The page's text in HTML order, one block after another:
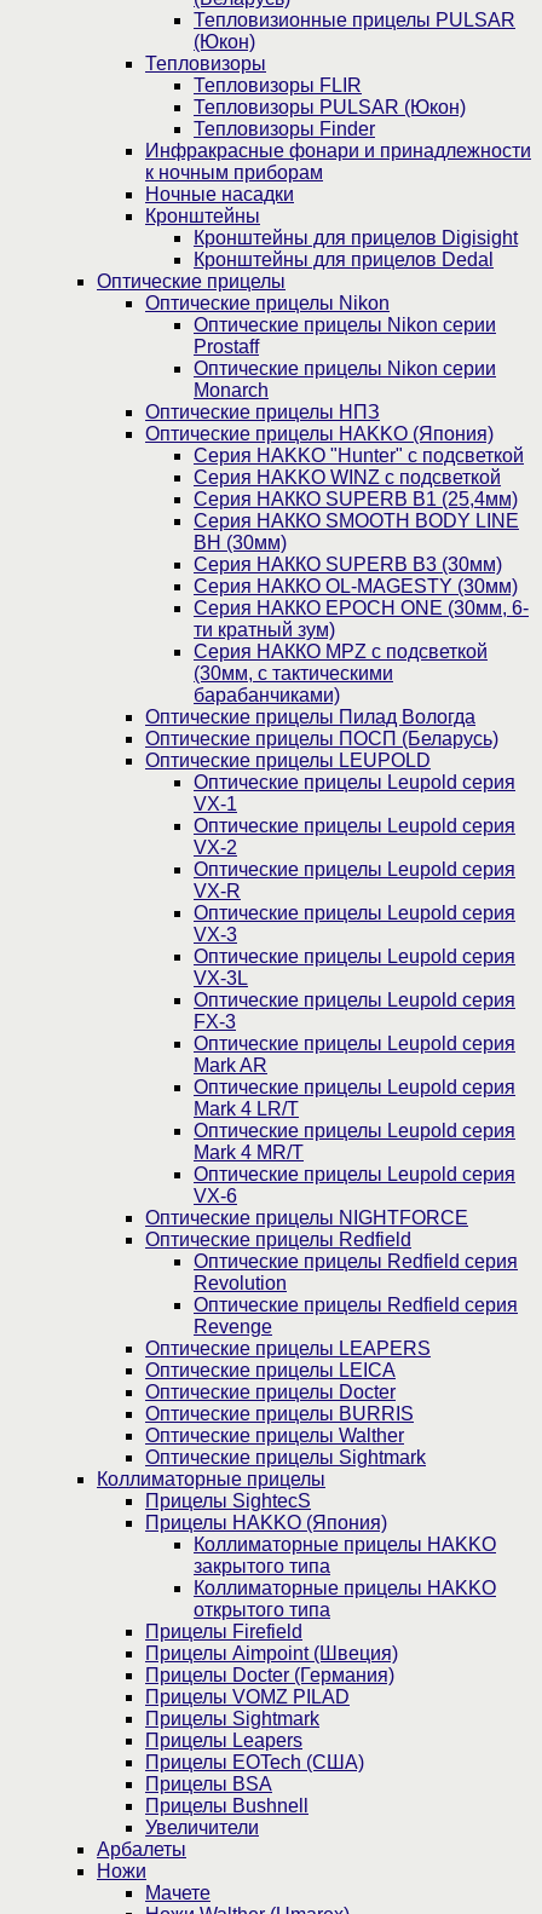
Тепловизионные прицелы PULSAR
(Юкон)
Тепловизоры
Тепловизоры FLIR
Тепловизоры PULSAR (Юкон)
Тепловизоры Finder
Инфракрасные фонари и принадлежности
к ночным приборам
Ночные насадки
Кронштейны
Кронштейны для прицелов Digisight
Кронштейны для прицелов Dedal
Оптические прицелы
Оптические прицелы Nikon
Оптические прицелы Nikon серии
Prostaff
Оптические прицелы Nikon серии
Monarch
Оптические прицелы НПЗ
Оптические прицелы HAKKO (Япония)
Cерия HAKKO "Hunter" с подсветкой
Серия НAKKO WINZ с подсветкой
Серия НАККО SUPERB B1 (25,4мм)
Серия НАККО SMOOTH BODY LINE
BH (30мм)
Серия НАККО SUPERB B3 (30мм)
Серия НАККО OL-MAGESTY (30мм)
Серия НАККО EPOCH ONE (30мм, 6-
ти кратный зум)
Серия НАККО MPZ с подсветкой
(30мм, c тактическими
барабанчиками)
Оптические прицелы Пилад Вологда
Оптические прицелы ПОСП (Беларусь)
Оптические прицелы LEUPOLD
Оптические прицелы Leupold серия
VX-1
Оптические прицелы Leupold серия
VX-2
Оптические прицелы Leupold серия
VX-R
Оптические прицелы Leupold серия
VX-3
Оптические прицелы Leupold серия
VX-3L
Оптические прицелы Leupold серия
FX-3
Оптические прицелы Leupold серия
Mark AR
Оптические прицелы Leupold серия
Mark 4 LR/T
Оптические прицелы Leupold серия
Mark 4 MR/T
Оптические прицелы Leupold серия
VX-6
Оптические прицелы NIGHTFORCE
Оптические прицелы Redfield
Оптические прицелы Redfield серия
Revolution
Оптические прицелы Redfield серия
Revenge
Оптические прицелы LEAPERS
Оптические прицелы LEICA
Оптические прицелы Docter
Оптические прицелы BURRIS
Оптические прицелы Walther
Оптические прицелы Sightmark
Коллиматорные прицелы
Прицелы SightecS
Прицелы HAKKO (Япония)
Коллиматорные прицелы HAKKO
закрытого типа
Коллиматорные прицелы HAKKO
открытого типа
Прицелы Firefield
Прицелы Aimpoint (Швеция)
Прицелы Docter (Германия)
Прицелы VOMZ PILAD
Прицелы Sightmark
Прицелы Leapers
Прицелы EOTech (США)
Прицелы BSA
Прицелы Bushnell
Увеличители
Арбалеты
Ножи
Мачете